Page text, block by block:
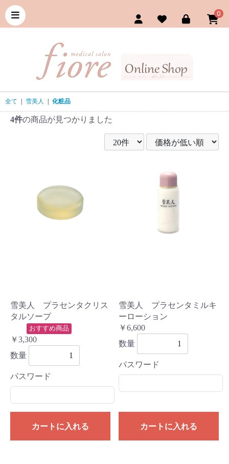
0
全て 雪美人 化粧品
4件の商品が見つかりました
雪美人 プラセンタクリス
タルソープ
おすすめ商品
￥3,300
数量
パスワード
カートに入れる
雪美人 プラセンタミルキ
ーローション
￥6,600
数量
パスワード
カートに入れる